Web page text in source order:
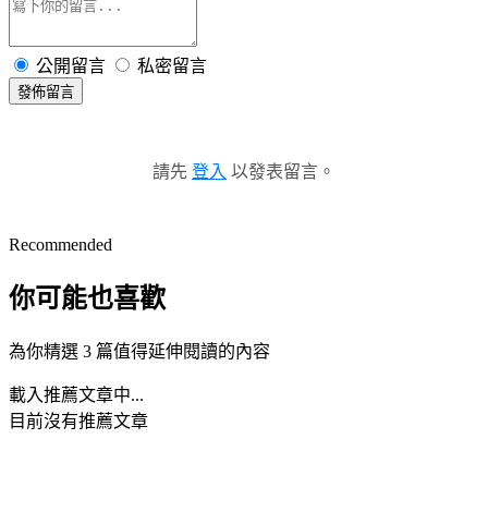
公開留言 私密留言
發佈留言
請先 登入 以發表留言。
Recommended
你可能也喜歡
為你精選 3 篇值得延伸閱讀的內容
載入推薦文章中...
目前沒有推薦文章